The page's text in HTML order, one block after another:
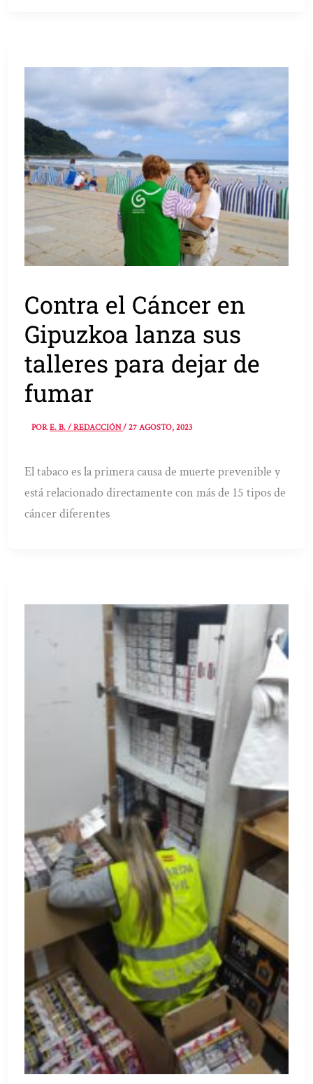
Contra el Cáncer en
Gipuzkoa lanza sus
talleres para dejar de
fumar
PORE. B. / REDACCIÓN/27 AGOSTO, 2023
El tabaco es la primera causa de muerte prevenible y
está relacionado directamente con más de 15 tipos de
cáncer diferentes